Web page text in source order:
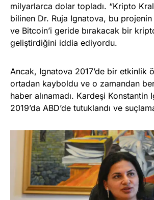
milyarlarca dolar topladı. “Kripto
bilinen Dr. Ruja Ignatova, bu projenin
ve Bitcoin’i geride bırakacak bir
geliştirdiğini iddia ediyordu.
Ancak, Ignatova 2017’de bir etkinlik
ortadan kayboldu ve o zamandan
haber alınamadı. Kardeşi Konstantin
2019’da ABD’de tutuklandı ve